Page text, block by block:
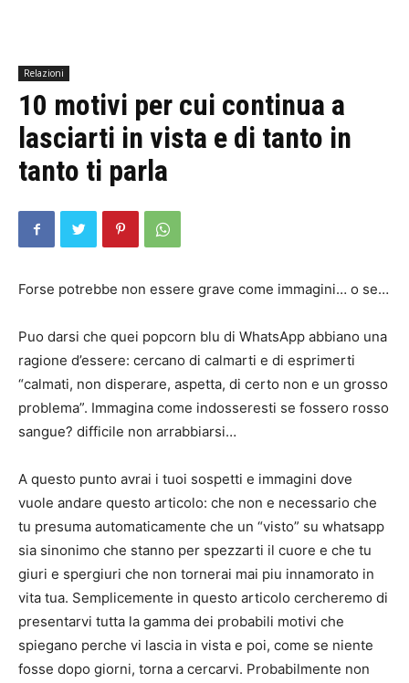
Relazioni
10 motivi per cui continua a
lasciarti in vista e di tanto in
tanto ti parla
Forse potrebbe non essere grave come immagini… o se…
Puo darsi che quei popcorn blu di WhatsApp abbiano una
ragione d’essere: cercano di calmarti e di esprimerti
“calmati, non disperare, aspetta, di certo non e un grosso
problema”. Immagina come indosseresti se fossero rosso
sangue? difficile non arrabbiarsi…
A questo punto avrai i tuoi sospetti e immagini dove
vuole andare questo articolo: che non e necessario che
tu presuma automaticamente che un “visto” su whatsapp
sia sinonimo che stanno per spezzarti il ​​​​cuore e che tu
giuri e spergiuri che non tornerai mai piu innamorato in
vita tua. Semplicemente in questo articolo cercheremo di
presentarvi tutta la gamma dei probabili motivi che
spiegano perche vi lascia in vista e poi, come se niente
fosse dopo giorni, torna a cercarvi. Probabilmente non